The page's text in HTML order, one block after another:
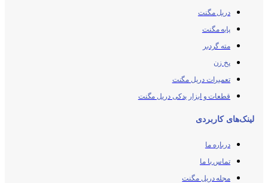
دریل مگنت
پایه مگنت
مته گردبر
پخ زن
تعمیرات دریل مگنت
قطعات و ابزار یدکی دریل مگنت
لینک‌های کاربردی
درباره ما
تماس با ما
مجله دریل مگنت